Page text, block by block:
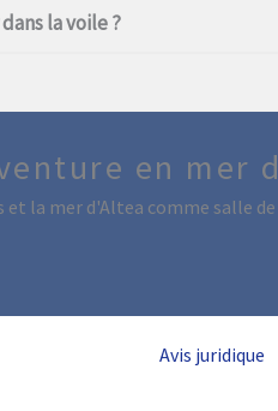
la voile ?
en mer
la mer d'Altea comme salle de
Avis juridique